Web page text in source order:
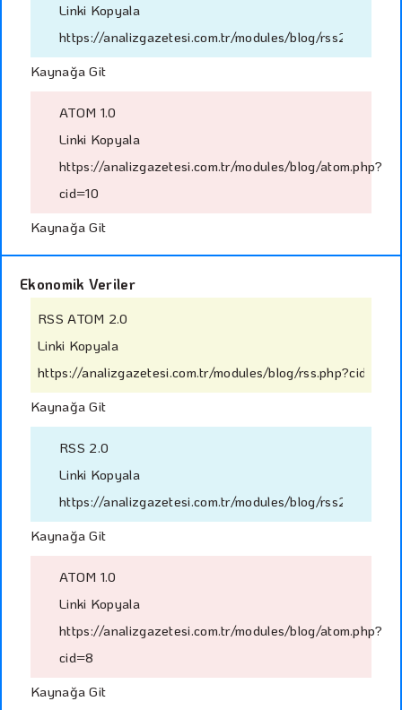
Linki Kopyala
https://analizgazetesi.com.tr/modules/blog/
Kaynağa Git
ATOM 1.0
Linki Kopyala
https://analizgazetesi.com.tr/modules/blog/atom.php?
cid=10
Kaynağa Git
Ekonomik Veriler
RSS ATOM 2.0
Linki Kopyala
https://analizgazetesi.com.tr/modules/blog/rss.php?cid=8
Kaynağa Git
RSS 2.0
Linki Kopyala
https://analizgazetesi.com.tr/modules/blog/
Kaynağa Git
ATOM 1.0
Linki Kopyala
https://analizgazetesi.com.tr/modules/blog/atom.php?
cid=8
Kaynağa Git